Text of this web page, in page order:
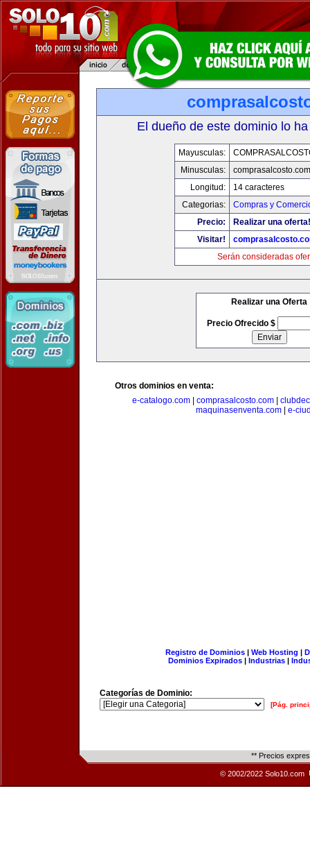
El dueño de este dominio lo
Mayusculas:
Minusculas:
comprasalcosto.com
Longitud:
14 caracteres
Categorias:
Compras y
Precio:
Realizar una oferta!
Visitar!
Serán consideradas
Realizar una Oferta
Precio Ofrecido $
Otros dominios en venta:
e-catalogo.com
comprasalcosto.com
maquinasenventa.com| e-
Registro de Dominios| Web Hosting |
Dominios Expirados | Industrias |
Categorías de Dominio:
[Pág.
** Precios
© 2002/2022 Solo10.com